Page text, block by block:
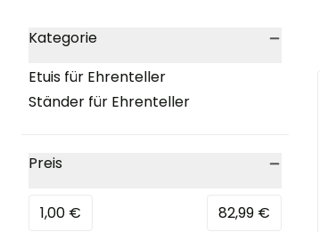
Skip to product list
Kategorie
Etuis für Ehrenteller
Ständer für Ehrenteller
Preis
Minimum value
1,00 € Höchstwert
82,99 €